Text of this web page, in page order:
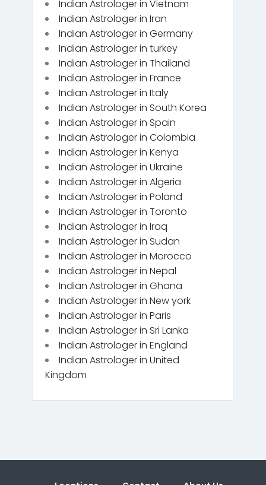
Indian Astrologer in Vietnam
Indian Astrologer in Iran
Indian Astrologer in Germany
Indian Astrologer in turkey
Indian Astrologer in Thailand
Indian Astrologer in France
Indian Astrologer in Italy
Indian Astrologer in South Korea
Indian Astrologer in Spain
Indian Astrologer in Colombia
Indian Astrologer in Kenya
Indian Astrologer in Ukraine
Indian Astrologer in Algeria
Indian Astrologer in Poland
Indian Astrologer in Toronto
Indian Astrologer in Iraq
Indian Astrologer in Sudan
Indian Astrologer in Morocco
Indian Astrologer in Nepal
Indian Astrologer in Ghana
Indian Astrologer in New york
Indian Astrologer in Paris
Indian Astrologer in Sri Lanka
Indian Astrologer in England
Indian Astrologer in United
Kingdom